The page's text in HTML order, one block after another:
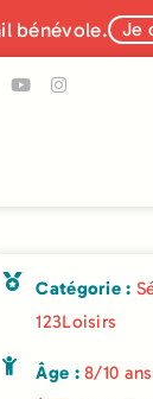
bénévole. Je
Catégorie :
123Loisirs
Âge :8/10 ans